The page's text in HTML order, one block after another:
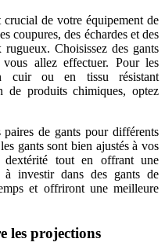
de votre équipement de
coupures, des échardes et des
Choisissez des gants
allez effectuer. Pour les
cuir ou en tissu résistant
de produits chimiques, optez
de gants pour différents
gants sont bien ajustés à vos
dextérité tout en offrant une
à investir dans des gants de
et offriront une meilleure
les projections